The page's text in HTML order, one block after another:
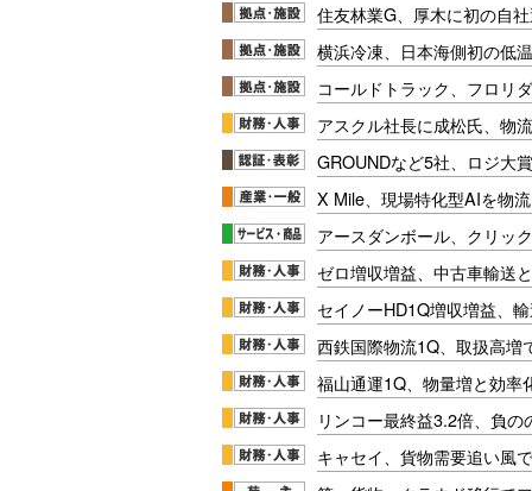
住友林業G、厚木に初の自
横浜冷凍、日本海側初の低
コールドトラック、フロリ
アスクル社長に成松氏、物
GROUNDなど5社、ロジ大
X Mile、現場特化型AIを物
アースダンボール、クリッ
ゼロ増収増益、中古車輸送
セイノーHD1Q増収増益、
西鉄国際物流1Q、取扱高増
福山通運1Q、物量増と効率
リンコー最終益3.2倍、負の
キャセイ、貨物需要追い風